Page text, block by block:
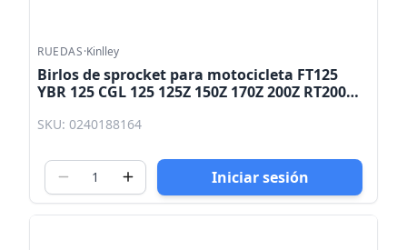
RUEDAS·Kinlley
Birlos de sprocket para motocicleta FT125
YBR 125 CGL 125 125Z 150Z 170Z 200Z RT200
SKU: 0240188164
Iniciar sesión